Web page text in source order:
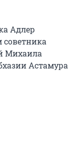
Адлер
советника
Михаила
Астамура